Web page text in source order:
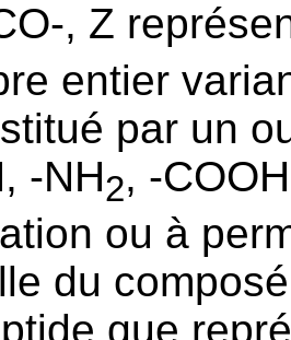
, Z
entier
par un
-NH2, -
ou à
du
que